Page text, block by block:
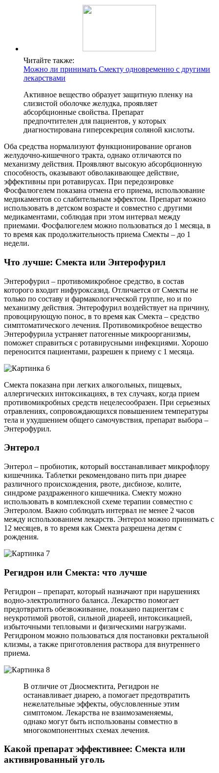
Читайте также:
Можно ли принимать Смекту одновременно с другими
лекарствами
Активное вещество образует защитную пленку на
слизистой оболочке желудка, проявляет
абсорбционные свойства. Препарат
предпочтителен для пациентов, у которых
диагностирована гиперсекреция соляной кислоты.
Оба средства нормализуют функционирование органов
желудочно-кишечного тракта, однако отличаются по
механизму действия. Проявляют высокую абсорбционную
способность, оказывают обволакивающее действие,
эффективны при ротавирусах. При передозировке
Фосфалюгелем показана отмена его приема, использование
медикаментов со слабительным эффектом. Препарат можно
использовать в детском возрасте и совместно с другими
медикаментами, соблюдая при этом интервал между
приемами. Фосфалюгелем можно пользоваться до 1 месяца, в
то время как продолжительность приема Смекты – до 1
недели.
Что лучше: Смекта или Энтерофурил
Энтерофурил – противомикробное средство, в состав
которого входит нифуроксазид. Отличается от Смекты не
только по составу и фармакологической группе, но и по
механизму действия. Энтерофурил воздействует на причину,
провоцирующую понос, в то время как Смекта – средство
симптоматического лечения. Противомикробное вещество
Энтерофурила устраняет патогенные микроорганизмы,
поможет справиться с ротавирусными инфекциями. Хорошо
переносится пациентами, разрешен к приему с 1 месяца.
Смекта показана при легких алкогольных, пищевых,
аллергических интоксикациях, в тех случаях, когда прием
противомикробных средств нецелесообразен. При серьезных
отравлениях, сопровождающихся повышением температуры
тела и ухудшением общего самочувствия, препарат выбора –
Энтерофурил.
Энтерол
Энтерол – пробиотик, который восстанавливает микрофлору
кишечника. Таблетки рекомендовано пить при диарее
различного происхождения, рвоте, дисбиозе, колите,
синдроме раздраженного кишечника. Смекту можно
использовать в комплексной схеме терапии совместно с
Энтеролом. Важно соблюдать интервал не менее 2 часов
между использованием лекарств. Энтерол можно принимать с
12 месяцев, в то время как Смекта разрешена детям с
рождения.
Регидрон или Смекта: что лучше
Регидрон – препарат, который назначают при нарушениях
водно-электролитного баланса. Лекарство помогает
предотвратить обезвоживание, показано пациентам с
неукротимой рвотой, сильной диареей, интоксикацией,
избыточными тепловыми и физическими нагрузками.
Регидроном можно пользоваться для постановки ректальной
клизмы, а также приготовления раствора для внутреннего
приема.
В отличие от Диосмектита, Регидрон не
останавливает диарею, а помогает предотвратить
нежелательные эффекты, обусловленные этим
симптомом. Лекарства не взаимозаменяемы,
однако могут быть использованы совместно в
многокомпонентных схемах лечения.
Какой препарат эффективнее: Смекта или
активированный уголь